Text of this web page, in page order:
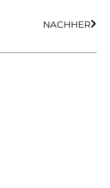
NACHHER